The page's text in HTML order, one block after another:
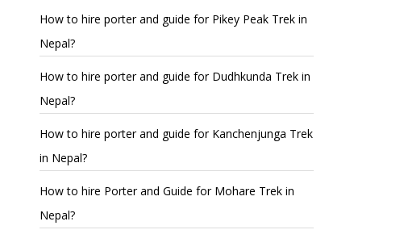
How to hire porter and guide for Pikey Peak Trek in
Nepal?
How to hire porter and guide for Dudhkunda Trek in
Nepal?
How to hire porter and guide for Kanchenjunga Trek
in Nepal?
How to hire Porter and Guide for Mohare Trek in
Nepal?